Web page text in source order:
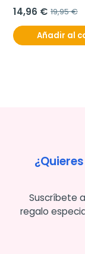
14,96 € 19,95 €
Añadir al
Suscríbete
regalo